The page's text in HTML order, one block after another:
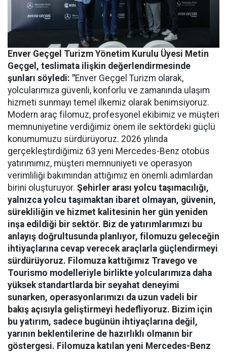
Enver Geçgel Turizm Yönetim Kurulu Üyesi Metin
Geçgel , teslimata ilişkin değerlendirmesinde
şunları söyledi: "Enver Geçgel Turizm olarak,
yolcularımıza güvenli, konforlu ve zamanında ulaşım
hizmeti sunmayı temel ilkemiz olarak benimsiyoruz.
Modern araç filomuz, profesyonel ekibimiz ve müşteri
memnuniyetine verdiğimiz önem ile sektördeki güçlü
konumumuzu sürdürüyoruz. 2026 yılında
gerçekleştirdiğimiz 63 yeni Mercedes-Benz otobüs
yatırımımız, müşteri memnuniyeti ve operasyon
verimliliği bakımından attığımız en önemli adımlardan
birini oluşturuyor. Şehirler arası yolcu taşımacılığı,
yalnızca yolcu taşımaktan ibaret olmayan, güvenin,
sürekliliğin ve hizmet kalitesinin her gün yeniden
inşa edildiği bir sektör. Biz de yatırımlarımızı bu
anlayış doğrultusunda planlıyor, filomuzu geleceğin
ihtiyaçlarına cevap verecek araçlarla güçlendirmeyi
sürdürüyoruz. Filomuza kattığımız Travego ve
Tourismo modelleriyle birlikte yolcularımıza daha
yüksek standartlarda bir seyahat deneyimi
sunarken, operasyonlarımızı da uzun vadeli bir
bakış açısıyla geliştirmeyi hedefliyoruz. Bizim için
bu yatırım, sadece bugünün ihtiyaçlarına değil,
yarının beklentilerine de hazırlıklı olmanın bir
göstergesi. Filomuza katılan yeni Mercedes-Benz